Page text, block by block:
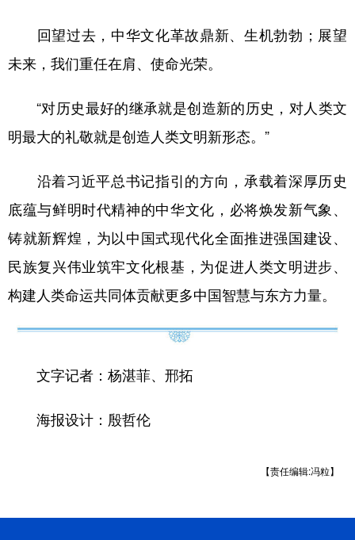
回望过去，中华文化革故鼎新、生机勃勃；展望
未来，我们重任在肩、使命光荣。
“对历史最好的继承就是创造新的历史，对人类文
明最大的礼敬就是创造人类文明新形态。”
沿着习近平总书记指引的方向，承载着深厚历史
底蕴与鲜明时代精神的中华文化，必将焕发新气象、
铸就新辉煌，为以中国式现代化全面推进强国建设、
民族复兴伟业筑牢文化根基，为促进人类文明进步、
构建人类命运共同体贡献更多中国智慧与东方力量。
文字记者：杨湛菲、邢拓
海报设计：殷哲伦
【责任编辑:冯粒】